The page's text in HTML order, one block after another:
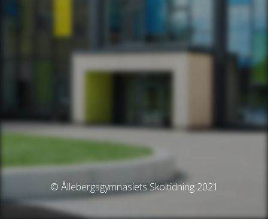
© Ållebergsgymnasiets Skoltidning 2021